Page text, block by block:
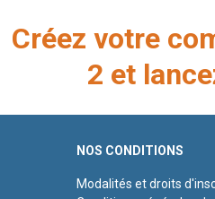
Créez votre
2 et
NOS CONDITIONS
Modalités et droits